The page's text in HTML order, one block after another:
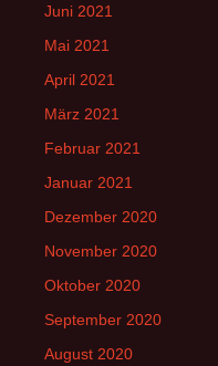
Juni 2021
Mai 2021
April 2021
März 2021
Februar 2021
Januar 2021
Dezember 2020
November 2020
Oktober 2020
September 2020
August 2020